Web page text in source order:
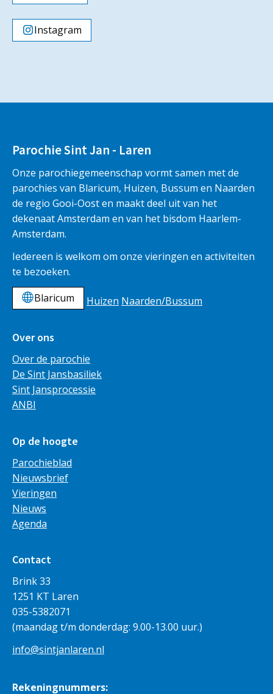
Instagram
Parochie Sint Jan - Laren
Onze parochiegemeenschap vormt samen met de
parochies van Blaricum, Huizen, Bussum en Naarden
de regio Gooi-Oost en maakt deel uit van het
dekenaat Amsterdam en van het bisdom Haarlem-
Amsterdam.
Iedereen is welkom om onze vieringen en activiteiten
te bezoeken.
Blaricum
Huizen Naarden/Bussum
Over ons
Over de parochie
De Sint Jansbasiliek
Sint Jansprocessie
ANBI
Op de hoogte
Parochieblad
Nieuwsbrief
Vieringen
Nieuws
Agenda
Contact
Brink 33
1251 KT Laren
035-5382071
(maandag t/m donderdag: 9.00-13.00 uur.)
info@sintjanlaren.nl
Rekeningnummers: